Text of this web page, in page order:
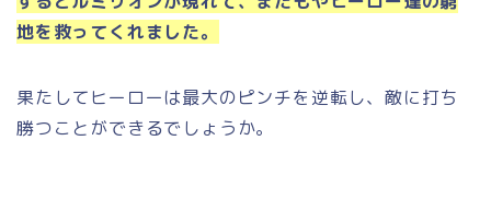
地を救ってくれました。
果たしてヒーローは最大のピンチを逆転し、敵に打ち
勝つことができるでしょうか。